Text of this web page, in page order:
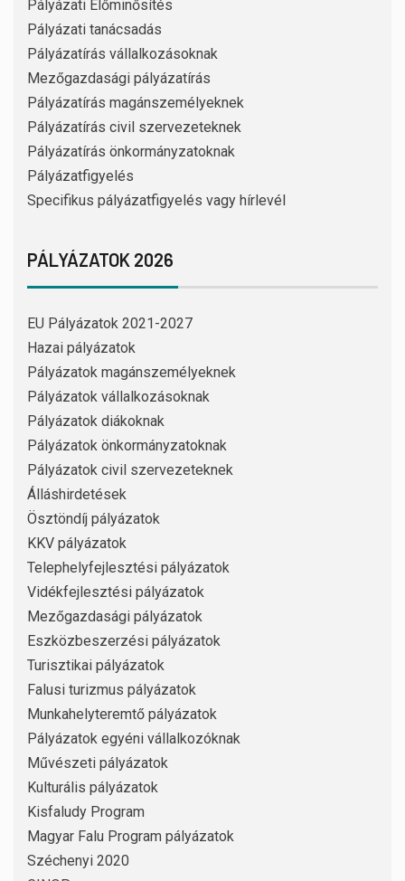
Pályázati Előminősítés
Pályázati tanácsadás
Pályázatírás vállalkozásoknak
Mezőgazdasági pályázatírás
Pályázatírás magánszemélyeknek
Pályázatírás civil szervezeteknek
Pályázatírás önkormányzatoknak
Pályázatfigyelés
Specifikus pályázatfigyelés vagy hírlevél
PÁLYÁZATOK 2026
EU Pályázatok 2021-2027
Hazai pályázatok
Pályázatok magánszemélyeknek
Pályázatok vállalkozásoknak
Pályázatok diákoknak
Pályázatok önkormányzatoknak
Pályázatok civil szervezeteknek
Álláshirdetések
Ösztöndíj pályázatok
KKV pályázatok
Telephelyfejlesztési pályázatok
Vidékfejlesztési pályázatok
Mezőgazdasági pályázatok
Eszközbeszerzési pályázatok
Turisztikai pályázatok
Falusi turizmus pályázatok
Munkahelyteremtő pályázatok
Pályázatok egyéni vállalkozóknak
Művészeti pályázatok
Kulturális pályázatok
Kisfaludy Program
Magyar Falu Program pályázatok
Széchenyi 2020